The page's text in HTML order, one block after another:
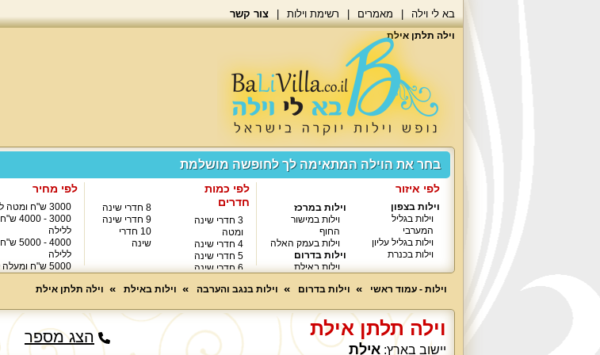
בא לי וילה מאמרים רשימת וילות צור קשר
וילה תלתן אילת
בחר את הוילה המתאימה לך לחופשה מושלמת
לפי איזור
וילות בצפון
וילות בגליל
המערבי
וילות בגליל עליון
וילות בכנרת
וילות במרכז
וילות במישור
החוף
וילות בעמק האלה
וילות בדרום
וילות באילת
לפי כמות
חדרים
3 חדרי שינה
ומטה
4 חדרי שינה
5 חדרי שינה
6 חדרי שינה
8 חדרי שינה
9 חדרי שינה
10 חדרי
שינה
לפי מחיר
3000 ש"ח ומטה ללילה
3000 - 4000 ש"ח
ללילה
4000 - 5000 ש"ח
ללילה
5000 ש"ח ומעלה ללילה
וילות - עמוד ראשי
וילות בדרום וילות בנגב והערבה וילות באילת וילה תלתן אילת
וילה תלתן אילת
יישוב בארץ: אילת
הצג מספר